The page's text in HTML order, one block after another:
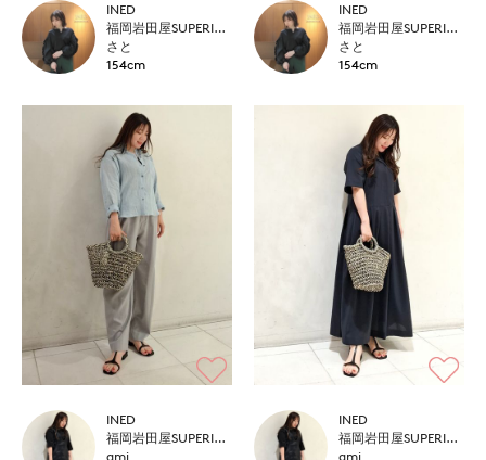
INED
福岡岩田屋SUPERIOR CLOSET
さと
154cm
INED
福岡岩田屋SUPERIOR CLOSET
さと
154cm
INED
福岡岩田屋SUPERIOR CLOSET
ami
INED
福岡岩田屋SUPERIOR CLOSET
ami